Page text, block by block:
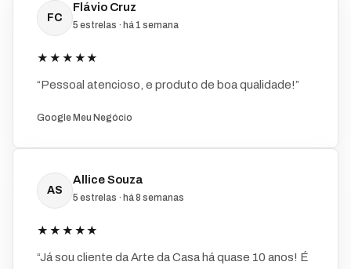
FC
Flávio Cruz
5 estrelas · há 1 semana
★★★★★
“Pessoal atencioso, e produto de boa qualidade!”
Google Meu Negócio
AS
Allice Souza
5 estrelas · há 8 semanas
★★★★★
“Já sou cliente da Arte da Casa há quase 10 anos! É